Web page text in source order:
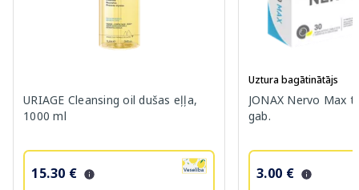
URIAGE Cleansing oil dušas eļļa,
1000 ml
15.30 €
Uztura bagātinātājs
JONAX Nervo Max
gab.
3.00 €